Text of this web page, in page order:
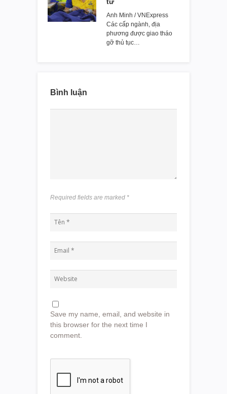
Anh Minh / VNExpress
Các cấp ngành, địa
phương được giao tháo
gỡ thủ tục…
Bình luận
Required fields are marked *
Save my name, email, and website in
this browser for the next time I
comment.